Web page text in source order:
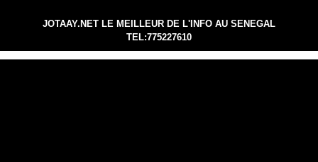
JOTAAY.NET LE MEILLEUR DE L'INFO AU SENEGAL
TEL:775227610